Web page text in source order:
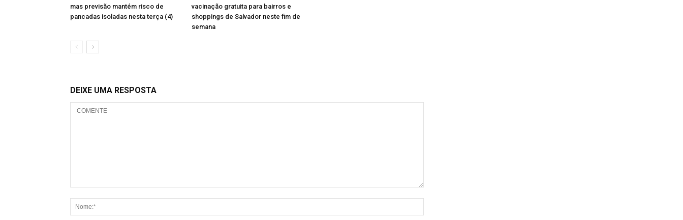
mas previsão mantém risco de
pancadas isoladas nesta terça (4)
vacinação gratuita para bairros e
shoppings de Salvador neste fim de
semana
DEIXE UMA RESPOSTA